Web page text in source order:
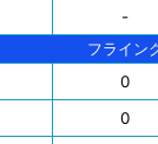
-
フライン
0
0